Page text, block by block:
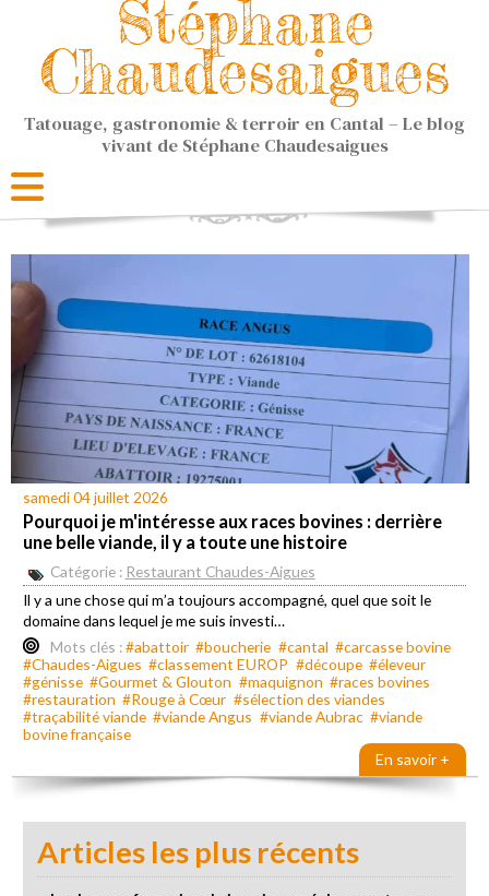
Stéphane
Chaudesaigues
Tatouage, gastronomie & terroir en Cantal – Le blog
vivant de Stéphane Chaudesaigues
samedi 04 juillet 2026
Pourquoi je m'intéresse aux races bovines : derrière
une belle viande, il y a toute une histoire
Catégorie : Restaurant Chaudes-Aigues
Il y a une chose qui m’a toujours accompagné, quel que soit le
domaine dans lequel je me suis investi…
Mots clés :#abattoir #boucherie #cantal #carcasse bovine
#Chaudes-Aigues #classement EUROP #découpe #éleveur
#génisse #Gourmet & Glouton #maquignon #races bovines
#restauration #Rouge à Cœur #sélection des viandes
#traçabilité viande #viande Angus #viande Aubrac #viande
bovine française
En savoir +
Articles les plus récents